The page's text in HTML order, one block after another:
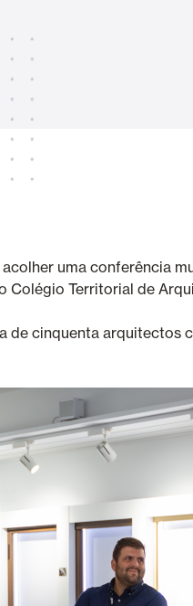
uma conferência
Territorial de
de cinquenta arquitectos